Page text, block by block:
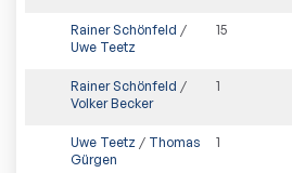
Rainer Schönfeld /
Uwe Teetz
15
Rainer Schönfeld /
Volker Becker
1
Uwe Teetz / Thomas
Gürgen
1